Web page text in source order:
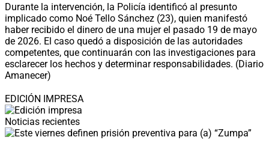
Durante la intervención, la Policía identificó al presunto
implicado como Noé Tello Sánchez (23), quien manifestó
haber recibido el dinero de una mujer el pasado 19 de mayo
de 2026. El caso quedó a disposición de las autoridades
competentes, que continuarán con las investigaciones para
esclarecer los hechos y determinar responsabilidades. (Diario
Amanecer)
EDICIÓN IMPRESA
Noticias recientes